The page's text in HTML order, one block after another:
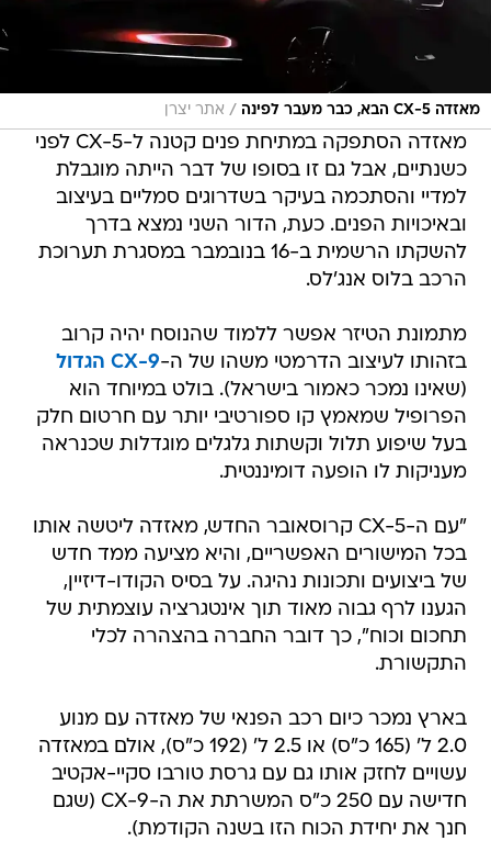
מאזדה CX-5 הבא, כבר מעבר לפינה / אתר יצרן
מאזדה הסתפקה במתיחת פנים קטנה ל-CX-5 לפני
כשנתיים, אבל גם זו בסופו של דבר הייתה מוגבלת
למדיי והסתכמה בעיקר בשדרוגים סמליים בעיצוב
ובאיכויות הפנים. כעת, הדור השני נמצא בדרך
להשקתו הרשמית ב-16 בנובמבר במסגרת תערוכת
הרכב בלוס אנג'לס.
מתמונת הטיזר אפשר ללמוד שהנוסח יהיה קרוב
בזהותו לעיצוב הדרמטי משהו של ה-CX-9 הגדול
(שאינו נמכר כאמור בישראל). בולט במיוחד הוא
הפרופיל שמאמץ קו ספורטיבי יותר עם חרטום חלק
בעל שיפוע תלול וקשתות גלגלים מוגדלות שכנראה
מעניקות לו הופעה דומיננטית.
"עם ה-CX-5 קרוסאובר החדש, מאזדה ליטשה אותו
בכל המישורים האפשריים, והיא מציעה ממד חדש
של ביצועים ותכונות נהיגה. על בסיס הקודו-דיזיין,
הגענו לרף גבוה מאוד תוך אינטגרציה עוצמתית של
תחכום וכוח", כך דובר החברה בהצהרה לכלי
התקשורת.
בארץ נמכר כיום רכב הפנאי של מאזדה עם מנוע
2.0 ל' (165 כ"ס) או 2.5 ל' (192 כ"ס), אולם במאזדה
עשויים לחזק אותו גם עם גרסת טורבו סקיי-אקטיב
חדישה עם 250 כ"ס המשרתת את ה-CX-9 (שגם
חנך את יחידת הכוח הזו בשנה הקודמת).